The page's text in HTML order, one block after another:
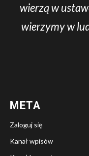
wierzą w
wierzymy w
META
Zaloguj się
Kanał wpisów